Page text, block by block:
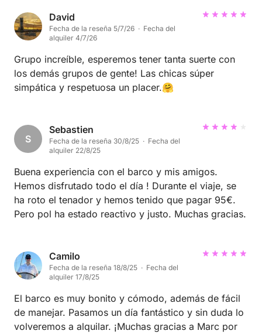
David
Fecha de la reseña 5/7/26 · Fecha del
alquiler 4/7/26
Grupo increíble, esperemos tener tanta suerte con
los demás grupos de gente! Las chicas súper
simpática y respetuosa un placer.🤗
S
Sebastien
Fecha de la reseña 30/8/25 · Fecha del
alquiler 22/8/25
Buena experiencia con el barco y mis amigos.
Hemos disfrutado todo el día ! Durante el viaje, se
ha roto el tenador y hemos tenido que pagar 95€.
Pero pol ha estado reactivo y justo. Muchas gracias.
Camilo
Fecha de la reseña 18/8/25 · Fecha del
alquiler 17/8/25
El barco es muy bonito y cómodo, además de fácil
de manejar. Pasamos un día fantástico y sin duda lo
volveremos a alquilar. ¡Muchas gracias a Marc por